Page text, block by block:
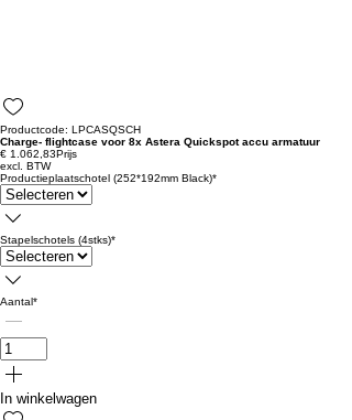
Productcode: LPCASQSCH
Charge- flightcase voor 8x Astera Quickspot accu armatuur
€ 1.062,83Prijs
excl. BTW
Productieplaatschotel (252*192mm Black)*
Stapelschotels (4stks)*
Aantal*
In winkelwagen